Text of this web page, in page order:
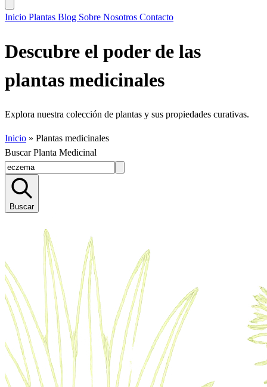
Inicio Plantas Blog Sobre Nosotros Contacto
Descubre el poder de las
plantas medicinales
Explora nuestra colección de plantas y sus propiedades curativas.
Inicio » Plantas medicinales
Buscar Planta Medicinal
Buscar